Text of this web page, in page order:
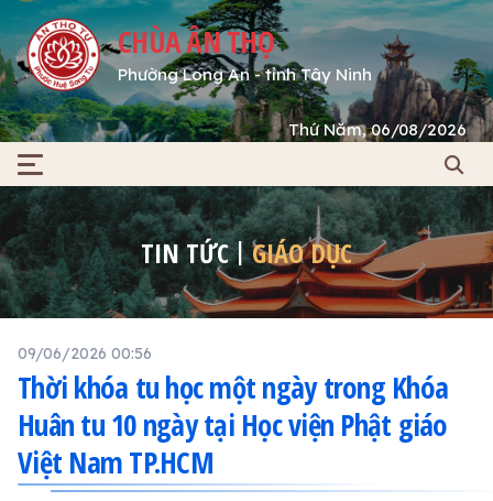
CHÙA ÂN THỌ
Phường Long An - tỉnh Tây Ninh
Thứ Năm, 06/08/2026
TIN TỨC GIÁO DỤC
09/06/2026 00:56
Thời khóa tu học một ngày trong Khóa
Huân tu 10 ngày tại Học viện Phật giáo
Việt Nam TP.HCM